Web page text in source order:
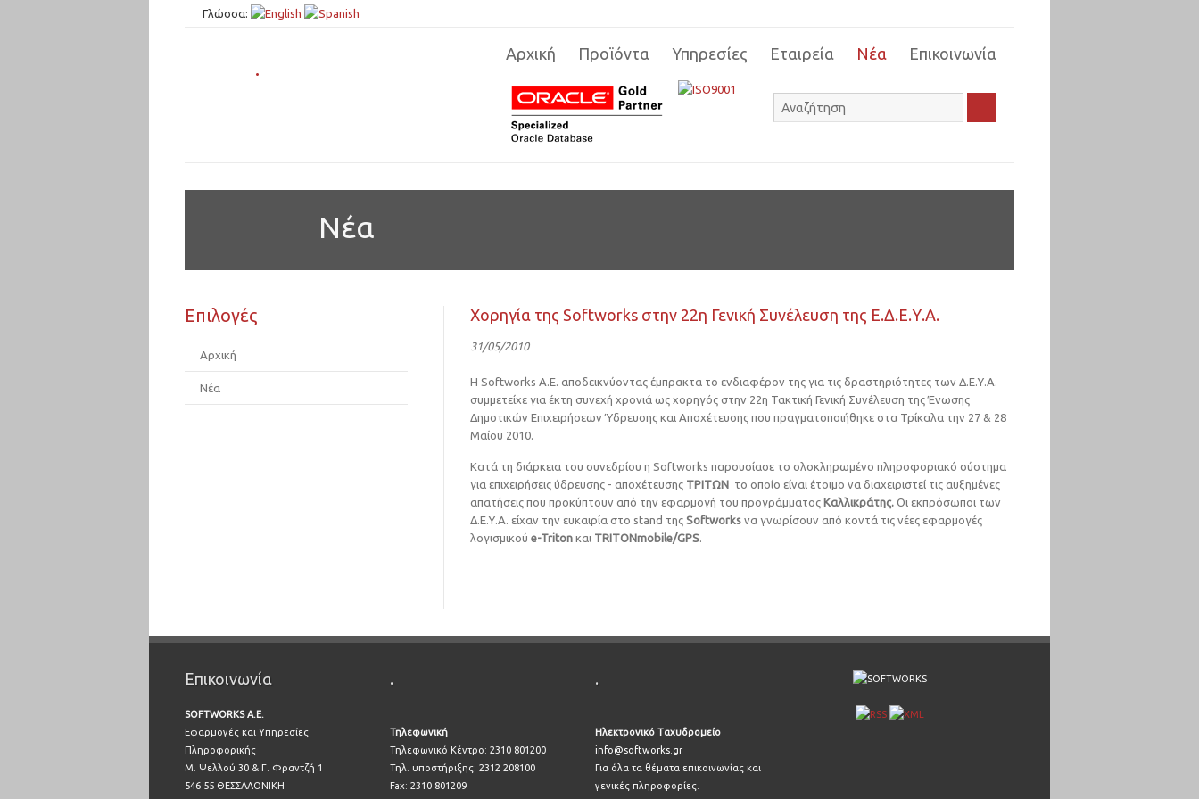
.
Αρχική Προϊόντα Υπηρεσίες Εταιρεία Νέα Επικοινωνία
Νέα
Επιλογές
Αρχική
Νέα
Χορηγία της Softworks στην 22η Γενική Συνέλευση της Ε.Δ.Ε.Υ.Α.
31/05/2010
Η Softworks Α.Ε. αποδεικνύοντας έμπρακτα το ενδιαφέρον της για τις δραστηριότητες των Δ.Ε.Υ.Α.
συμμετείχε για έκτη συνεχή χρονιά ως χορηγός στην 22η Τακτική Γενική Συνέλευση της Ένωσης
Δημοτικών Επιχειρήσεων Ύδρευσης και Αποχέτευσης που πραγματοποιήθηκε στα Τρίκαλα την 27 & 28
Μαίου 2010.
Κατά τη διάρκεια του συνεδρίου η Softworks παρουσίασε το ολοκληρωμένο πληροφοριακό σύστημα
για επιχειρήσεις ύδρευσης - αποχέτευσης ΤΡΙΤΩΝ το οποίο είναι έτοιμο να διαχειριστεί τις αυξημένες
απατήσεις που προκύπτουν από την εφαρμογή του προγράμματος Καλλικράτης. Οι εκπρόσωποι των
Δ.Ε.Υ.Α. είχαν την ευκαιρία στο stand της Softworks να γνωρίσουν από κοντά τις νέες εφαρμογές
λογισμικού e-Triton και TRITONmobile/GPS.
Επικοινωνία
SOFTWORKS A.E.
Εφαρμογές και Υπηρεσίες
Πληροφορικής
Μ. Ψελλού 30 & Γ. Φραντζή 1
546 55 ΘΕΣΣΑΛΟΝΙΚΗ
.
Τηλεφωνική
Τηλεφωνικό Κέντρο: 2310 801200
Τηλ. υποστήριξης: 2312 208100
Fax: 2310 801209
.
Ηλεκτρονικό Ταχυδρομείο
info@softworks.gr
Για όλα τα θέματα επικοινωνίας και
γενικές πληροφορίες.
Γλώσσα: